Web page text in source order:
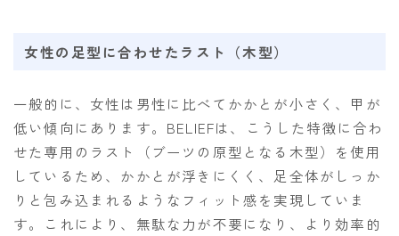
女性の足型に合わせたラスト（木型）
一般的に、女性は男性に比べてかかとが小さく、甲が
低い傾向にあります。BELIEFは、こうした特徴に合わ
せた専用のラスト（ブーツの原型となる木型）を使用
しているため、かかとが浮きにくく、足全体がしっか
りと包み込まれるようなフィット感を実現していま
す。これにより、無駄な力が不要になり、より効率的